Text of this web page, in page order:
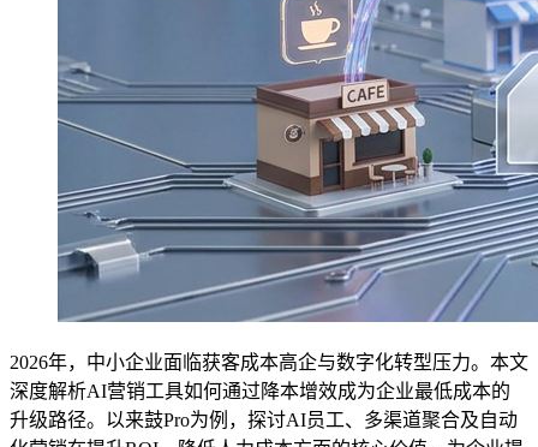
2026年，中小企业面临获客成本高企与数字化转型压力。本文
深度解析AI营销工具如何通过降本增效成为企业最低成本的
升级路径。以来鼓Pro为例，探讨AI员工、多渠道聚合及自动